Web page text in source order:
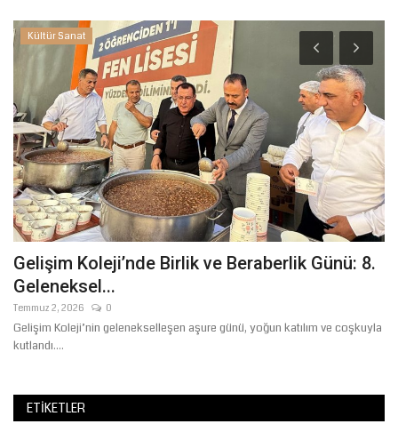
Kültür Sanat
Gelişim Koleji’nde Birlik ve Beraberlik Günü: 8.
Geleneksel...
Temmuz 2, 2026 0
Gelişim Koleji’nin gelenekselleşen aşure günü, yoğun katılım ve coşkuyla
kutlandı....
ETIKETLER